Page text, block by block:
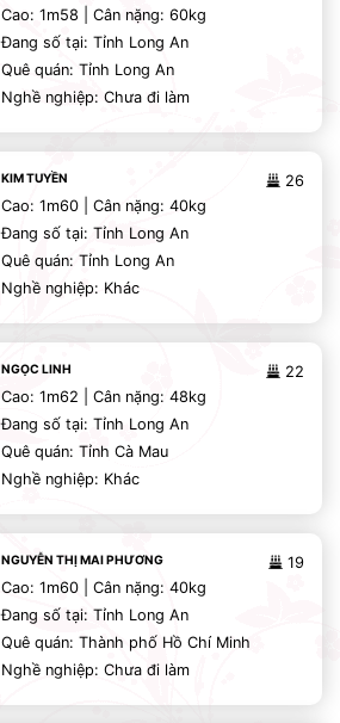
Cao: 1m58 | Cân nặng: 60kg
Đang số tại: Tỉnh Long An
Quê quán: Tỉnh Long An
Nghề nghiệp: Chưa đi làm
26
KIM TUYỀN
Cao: 1m60 | Cân nặng: 40kg
Đang số tại: Tỉnh Long An
Quê quán: Tỉnh Long An
Nghề nghiệp: Khác
22
NGỌC LINH
Cao: 1m62 | Cân nặng: 48kg
Đang số tại: Tỉnh Long An
Quê quán: Tỉnh Cà Mau
Nghề nghiệp: Khác
19
NGUYỄN THỊ MAI PHƯƠNG
Cao: 1m60 | Cân nặng: 40kg
Đang số tại: Tỉnh Long An
Quê quán: Thành phố Hồ Chí Minh
Nghề nghiệp: Chưa đi làm